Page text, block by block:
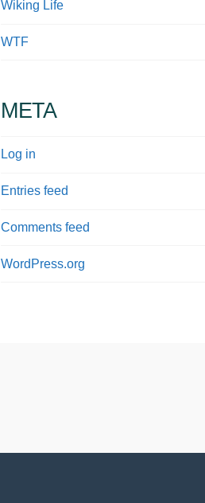
Wiking Life
WTF
META
Log in
Entries feed
Comments feed
WordPress.org